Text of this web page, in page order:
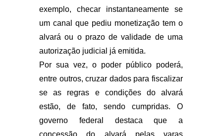
exemplo, checar instantaneamente se
um canal que pediu monetização tem o
alvará ou o prazo de validade de uma
autorização judicial já emitida.
Por sua vez, o poder público poderá,
entre outros, cruzar dados para fiscalizar
se as regras e condições do alvará
estão, de fato, sendo cumpridas. O
governo federal destaca que a
concessão do alvará pelas varas